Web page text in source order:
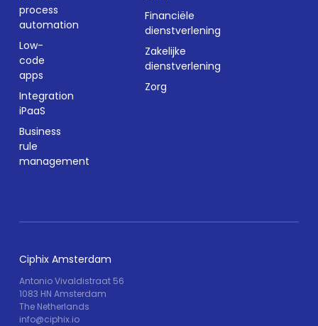
process
automation
Low-
code
apps
Integration
iPaaS
Business
rule
management
Financiële
dienstverlening
Zakelijke
dienstverlening
Zorg
Ciphix Amsterdam
Antonio Vivaldistraat 56
1083 HN Amsterdam
The Netherlands
info@ciphix.io